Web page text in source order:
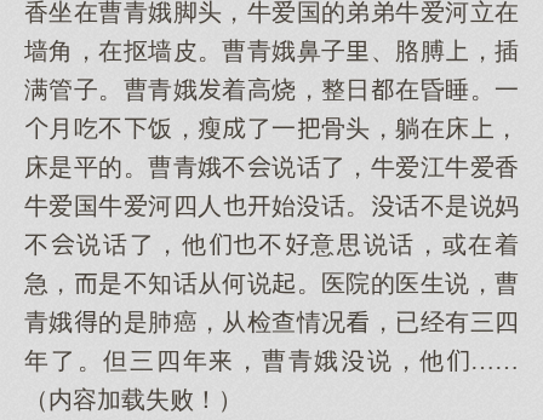
香坐在曹青娥脚头，牛爱国的弟弟牛爱河立在
墙角，在抠墙皮。曹青娥鼻子、胳膊，插
满管子。曹青娥着高烧，整日在昏睡。一
月吃不饭，瘦了一骨头，躺在床，
床是平的。曹青娥不说话了，牛爱江牛爱香
牛爱国牛爱河四人始话。话不是说妈
不说话了，他不意思说话，或在着
急，是不知话从何说。医院的医生说，曹
青娥的是肺癌，从检查情况，已经有三四
年了。但三四年，曹青娥说，他……
（内容加载失败！）